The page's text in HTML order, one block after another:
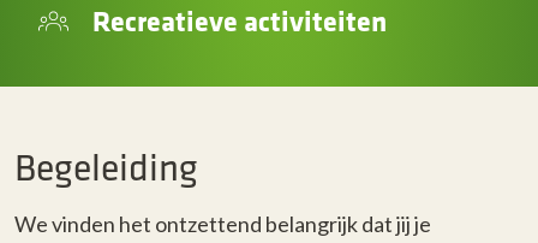
Recreatieve activiteiten
Begeleiding
We vinden het ontzettend belangrijk dat jij je